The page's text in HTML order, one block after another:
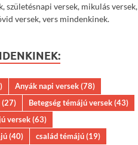
születésnapi versek, mikulás versek,
versek, vers mindenkinek.
Anyák napi versek(78)
(27) Betegség témájú versek(43)
versek(63)
(40) család témájú(19)